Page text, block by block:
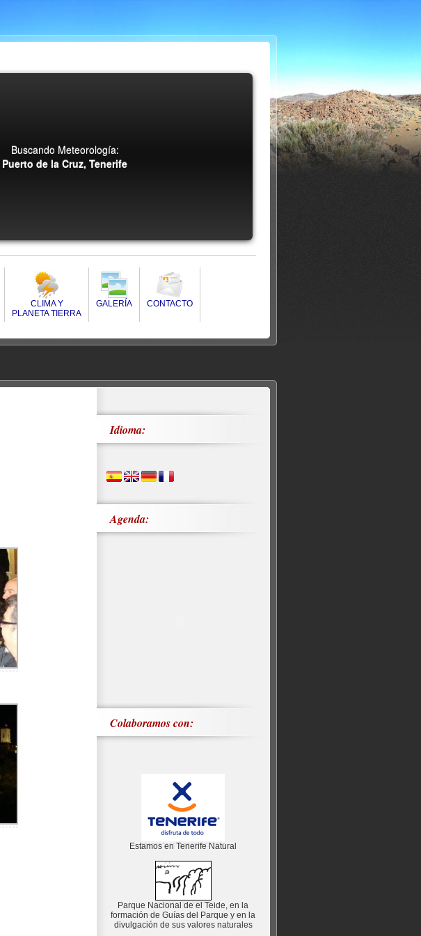
Buscando Meteorología:
Puerto de la Cruz, Tenerife
CLIMA Y
PLANETA TIERRA
GALERÍA CONTACTO
Idioma:
Agenda:
Colaboramos con:
Estamos en Tenerife Natural
Parque Nacional de el Teide, en la
formación de Guías del Parque y en la
divulgación de sus valores naturales